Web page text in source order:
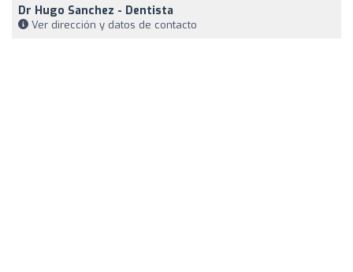
Dr Hugo Sanchez - Dentista
Ver dirección y datos de contacto